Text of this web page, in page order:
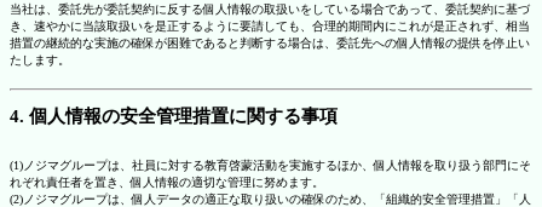
当社は、委託先が委託契約に反する個人情報の取扱いをしている場合であって、委託契約に基づ
き、速やかに当該取扱いを是正するように要請しても、合理的期間内にこれが是正されず、相当
措置の継続的な実施の確保が困難であると判断する場合は、委託先への個人情報の提供を停止い
たします。
4. 個人情報の安全管理措置に関する事項
(1)ノジマグループは、社員に対する教育啓蒙活動を実施するほか、個人情報を取り扱う部門にそ
れぞれ責任者を置き、個人情報の適切な管理に努めます。
(2)ノジマグループは、個人データの適正な取り扱いの確保のため、「組織的安全管理措置」「人